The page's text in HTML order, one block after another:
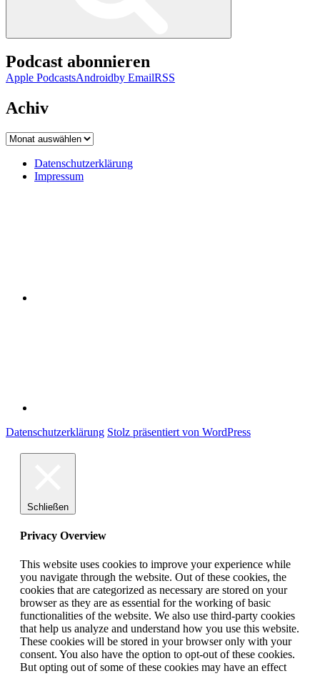
Podcast abonnieren
Apple PodcastsAndroidby EmailRSS
Achiv
Achiv
Datenschutzerklärung
Impressum
Datenschutzerklärung Stolz präsentiert von WordPress
Schließen
Privacy Overview
This website uses cookies to improve your experience while
you navigate through the website. Out of these cookies, the
cookies that are categorized as necessary are stored on your
browser as they are as essential for the working of basic
functionalities of the website. We also use third-party cookies
that help us analyze and understand how you use this website.
These cookies will be stored in your browser only with your
consent. You also have the option to opt-out of these cookies.
But opting out of some of these cookies may have an effect